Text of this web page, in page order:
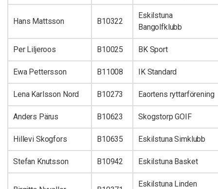
Hans Mattsson B10322
Eskilstuna
Bangolfklubb
Per Liljeroos B10025 BK Sport
Ewa Pettersson B11008 IK Standard
Lena Karlsson Nord B10273 Eaortens ryttarförening
Anders Pärus B10623 Skogstorp GOIF
Hillevi Skogfors B10635 Eskilstuna Simklubb
Stefan Knutsson B10942 Eskilstuna Basket
Eskilstuna Linden